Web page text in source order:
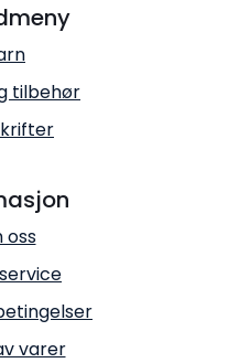
tilbehør
oss
varer